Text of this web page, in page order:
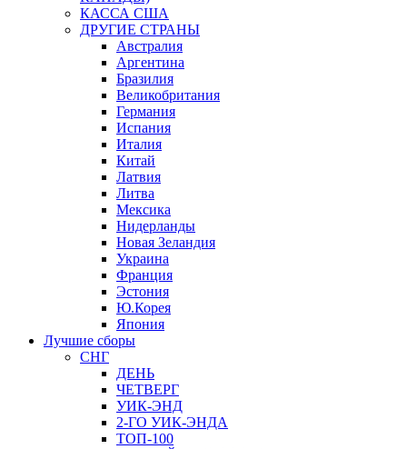
КАССА США
ДРУГИЕ СТРАНЫ
Австралия
Аргентина
Бразилия
Великобритания
Германия
Испания
Италия
Китай
Латвия
Литва
Мексика
Нидерланды
Новая Зеландия
Украина
Франция
Эстония
Ю.Корея
Япония
Лучшие сборы
СНГ
ДЕНЬ
ЧЕТВЕРГ
УИК-ЭНД
2-ГО УИК-ЭНДА
ТОП-100